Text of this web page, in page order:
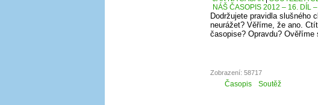
NÁŠ ČASOPIS 2012 – 16. DÍL
Dodržujete pravidla slušného
neurážet? Věříme, že ano.
časopise? Opravdu?
Zobrazení: 58717
Časopis Soutěž